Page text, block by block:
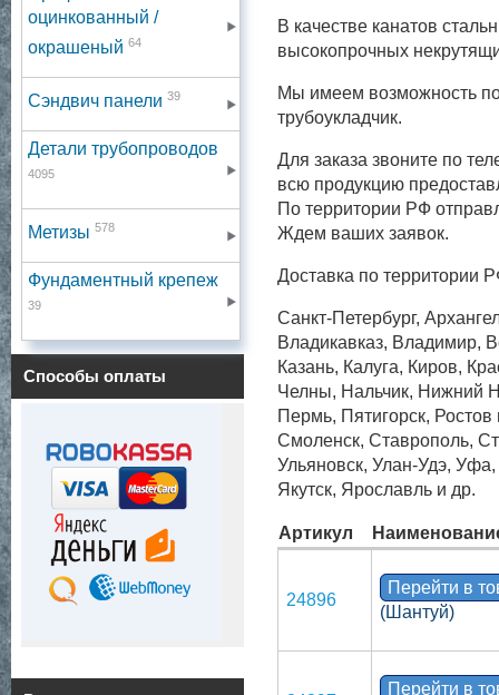
оцинкованный /
окрашеный 64
Сэндвич панели 39
Детали трубопроводов
4095
Метизы 578
Фундаментный крепеж
39
Способы оплаты
В качестве канатов
высокопрочных
Мы имеем возможность
трубоукладчик.
Для заказа звоните по
всю продукцию
По территории РФ
Ждем ваших заявок.
Доставка по территории
Санкт-Петербург,
Владикавказ, Владимир,
Казань, Калуга, Киров,
Челны, Нальчик, Нижний
Пермь, Пятигорск,
Смоленск, Ставрополь,
Ульяновск, Улан-Удэ,
Якутск, Ярославль и др.
Артикул
24896
Перейти в
(Шантуй)
Перейти в